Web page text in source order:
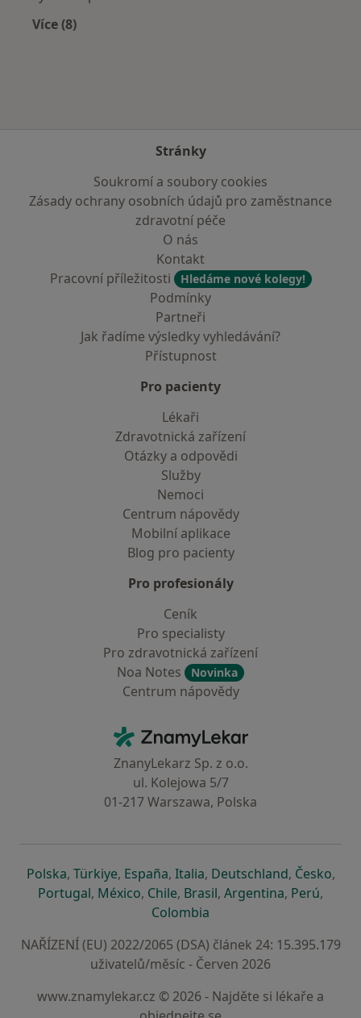
Více (8)
Stránky
Soukromí a soubory cookies
Zásady ochrany osobních údajů pro zaměstnance
zdravotní péče
O nás
Kontakt
Pracovní příležitosti
Hledáme nové kolegy!
Podmínky
Partneři
Jak řadíme výsledky vyhledávání?
Přístupnost
Pro pacienty
Lékaři
Zdravotnická zařízení
Otázky a odpovědi
Služby
Nemoci
Centrum nápovědy
Mobilní aplikace
Blog pro pacienty
Pro profesionály
Ceník
Pro specialisty
Pro zdravotnická zařízení
Noa Notes
Novinka
Centrum nápovědy
ZnamyLekar - Hlavní stránka
ZnanyLekarz Sp. z o.o.
ul. Kolejowa 5/7
01-217 Warszawa, Polska
Polskase otevře v nové záložce
, Türkiyese otevře v nové záložce
, Españase otevře v nové záložce
, Italiase otevře v nové záložce
, Deutschlandse otevře v
, Českose
,
Portugalse otevře v nové záložce
, Méxicose otevře v nové záložce
, Chilese otevře v nové záložce
, Brasilse otevře v nové
, Argentinase otevře v
, Perúse
,
Colombia
NAŘÍZENÍ (EU) 2022/2065 (DSA) článek 24: 15.395.179
uživatelů/měsíc - Červen 2026
www.znamylekar.cz © 2026 - Najděte si lékaře a